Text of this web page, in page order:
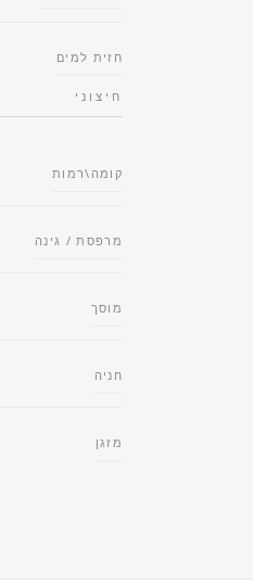
חזית למים
חיצוני
קומה\רמות
מרפסת / גינה
מוסך
חניה
מזגן